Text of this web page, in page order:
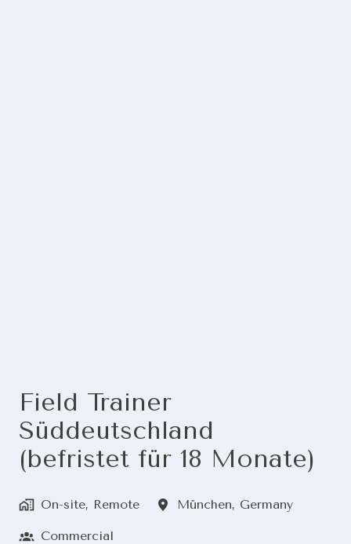
Field Trainer
Süddeutschland
(befristet für 18 Monate)
On-site, Remote München, Germany
Commercial